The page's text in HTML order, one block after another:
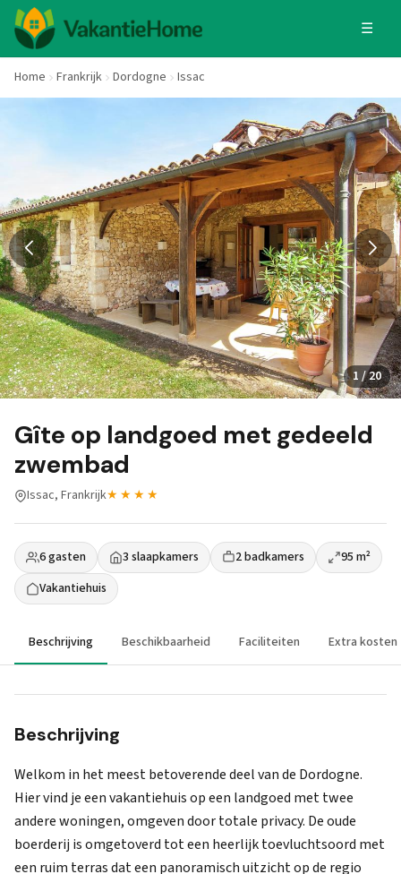
☰
Home Frankrijk Dordogne Issac
1 / 20
Gîte op landgoed met gedeeld
zwembad
Issac, Frankrijk★★★★
6 gasten 3 slaapkamers 2 badkamers
95 m²
Vakantiehuis
Beschrijving Beschikbaarheid Faciliteiten Extra kosten
Beschrijving
Welkom in het meest betoverende deel van de Dordogne.
Hier vind je een vakantiehuis op een landgoed met twee
andere woningen, omgeven door totale privacy. De oude
boerderij is omgetoverd tot een heerlijk toevluchtsoord met
een ruim terras dat een panoramisch uitzicht op de regio